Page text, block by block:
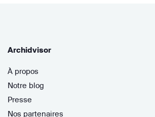
Archidvisor
À propos
Notre blog
Presse
Nos partenaires